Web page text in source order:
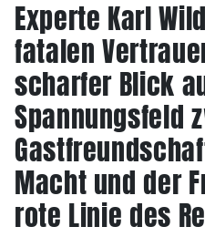
Experte Karl
fatalen
scharfer Blick
Spannungsfeld
Macht und der
rote Linie des